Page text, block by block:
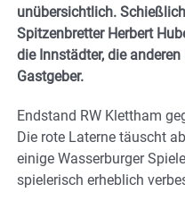
unübersichtlich.
Spitzenbretter Herbert
die Innstädter, die
Gastgeber.
Endstand RW Klettham
Die rote Laterne täuscht
einige Wasserburger
spielerisch erheblich